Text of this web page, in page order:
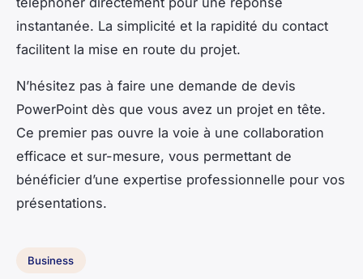
instantanée. La simplicité et la rapidité du contact
facilitent la mise en route du projet.
N’hésitez pas à faire une demande de devis
PowerPoint dès que vous avez un projet en tête.
Ce premier pas ouvre la voie à une collaboration
efficace et sur-mesure, vous permettant de
bénéficier d’une expertise professionnelle pour vos
présentations.
Business